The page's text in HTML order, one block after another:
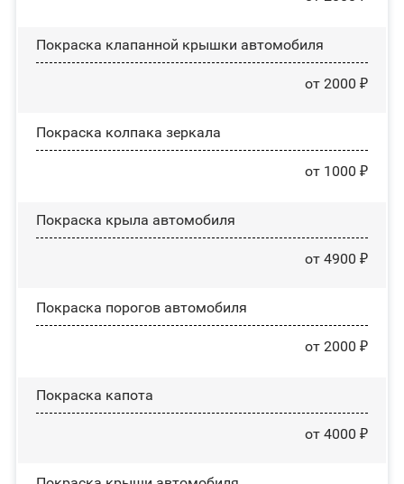
Покраска клапанной крышки автомобиля
от 2000 ₽
Покраска колпака зеркала
от 1000 ₽
Покраска крыла автомобиля
от 4900 ₽
Покраска порогов автомобиля
от 2000 ₽
Покраска капота
от 4000 ₽